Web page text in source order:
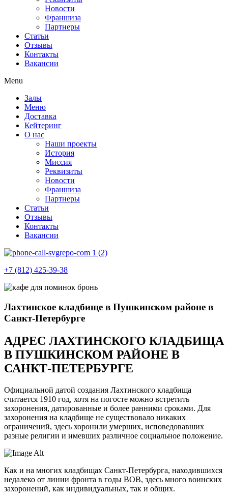
Новости
Франшиза
Партнеры
Статьи
Отзывы
Контакты
Вакансии
Menu
Залы
Меню
Доставка
Кейтеринг
О нас
Наши проекты
История
Миссия
Реквизиты
Новости
Франшиза
Партнеры
Статьи
Отзывы
Контакты
Вакансии
+7 (812) 425-39-38
Лахтинское кладбище в Пушкинском районе в
Санкт-Петербурге
АДРЕС ЛАХТИНСКОГО КЛАДБИЩА
В ПУШКИНСКОМ РАЙОНЕ В
САНКТ-ПЕТЕРБУРГЕ
Официальной датой создания Лахтинского кладбища
считается 1910 год, хотя на погосте можно встретить
захоронения, датированные и более ранними сроками. Для
захоронения на кладбище не существовало никаких
ограничений, здесь хоронили умерших, исповедовавших
разные религии и имевших различное социальное положение.
Как и на многих кладбищах Санкт-Петербурга, находившихся
недалеко от линии фронта в годы ВОВ, здесь много воинских
захоронений, как индивидуальных, так и общих.